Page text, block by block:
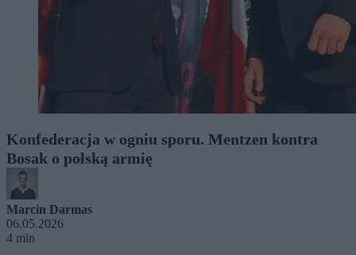
Konfederacja w ogniu sporu. Mentzen kontra
Bosak o polską armię
Marcin Darmas
06.05.2026
4 min